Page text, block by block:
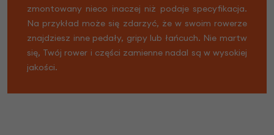
zmontowany nieco inaczej niż podaje specyfikacja.
Na przykład może się zdarzyć, że w swoim rowerze
znajdziesz inne pedały, gripy lub łańcuch. Nie martw
się, Twój rower i części zamienne nadal są w wysokiej
jakości.